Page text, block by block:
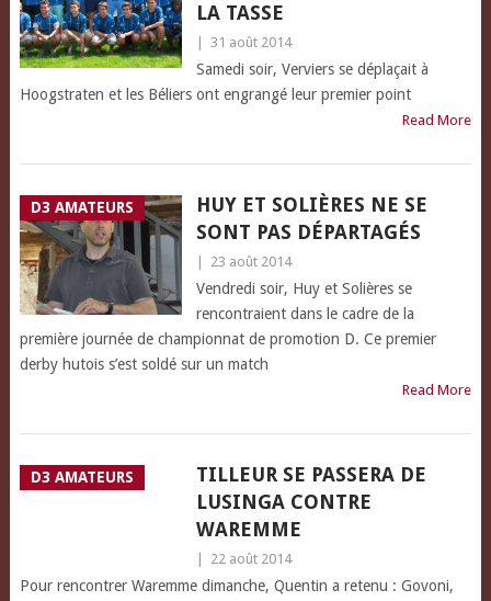
LA TASSE
31 août 2014
Samedi soir, Verviers se déplaçait à
Hoogstraten et les Béliers ont engrangé leur premier point
Read More
D3 AMATEURS
HUY ET SOLIÈRES NE SE
SONT PAS DÉPARTAGÉS
23 août 2014
Vendredi soir, Huy et Solières se
rencontraient dans le cadre de la
première journée de championnat de promotion D. Ce premier
derby hutois s’est soldé sur un match
Read More
D3 AMATEURS
TILLEUR SE PASSERA DE
LUSINGA CONTRE
WAREMME
22 août 2014
Pour rencontrer Waremme dimanche, Quentin a retenu : Govoni,